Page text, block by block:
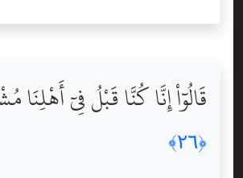
قَالُوٓاْ إِنَّا كُنَّا قَبْلُ فِىٓ أَهْلِنَا
﴿٢٦﴾